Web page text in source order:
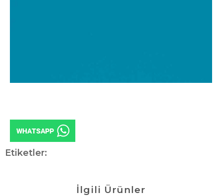
Etiketler:
İlgili Ürünler